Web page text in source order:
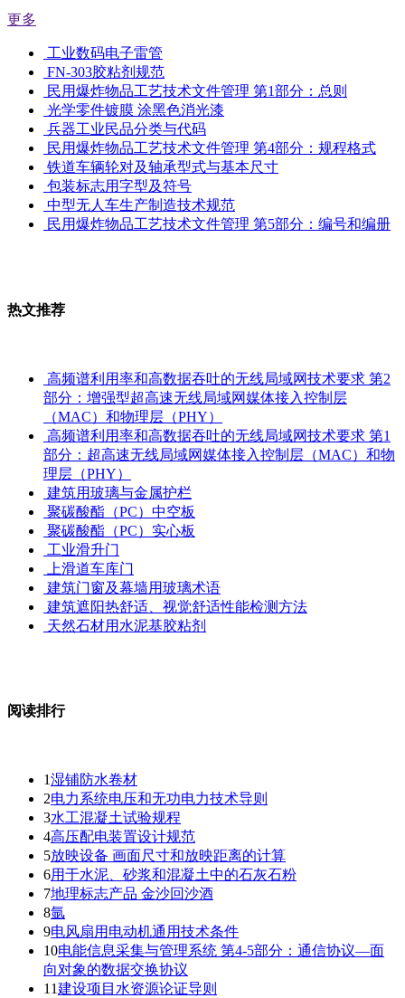
更多
工业数码电子雷管
FN-303胶粘剂规范
民用爆炸物品工艺技术文件管理 第1部分：总则
光学零件镀膜 涂黑色消光漆
兵器工业民品分类与代码
民用爆炸物品工艺技术文件管理 第4部分：规程格式
铁道车辆轮对及轴承型式与基本尺寸
包装标志用字型及符号
中型无人车生产制造技术规范
民用爆炸物品工艺技术文件管理 第5部分：编号和编册
热文推荐
高频谱利用率和高数据吞吐的无线局域网技术要求 第2
部分：增强型超高速无线局域网媒体接入控制层
（MAC）和物理层（PHY）
高频谱利用率和高数据吞吐的无线局域网技术要求 第1
部分：超高速无线局域网媒体接入控制层（MAC）和物
理层（PHY）
建筑用玻璃与金属护栏
聚碳酸酯（PC）中空板
聚碳酸酯（PC）实心板
工业滑升门
上滑道车库门
建筑门窗及幕墙用玻璃术语
建筑遮阳热舒适、视觉舒适性能检测方法
天然石材用水泥基胶粘剂
阅读排行
1湿铺防水卷材
2电力系统电压和无功电力技术导则
3水工混凝土试验规程
4高压配电装置设计规范
5放映设备 画面尺寸和放映距离的计算
6用于水泥、砂浆和混凝土中的石灰石粉
7地理标志产品 金沙回沙酒
8氩
9电风扇用电动机通用技术条件
10电能信息采集与管理系统 第4-5部分：通信协议—面
向对象的数据交换协议
11建设项目水资源论证导则